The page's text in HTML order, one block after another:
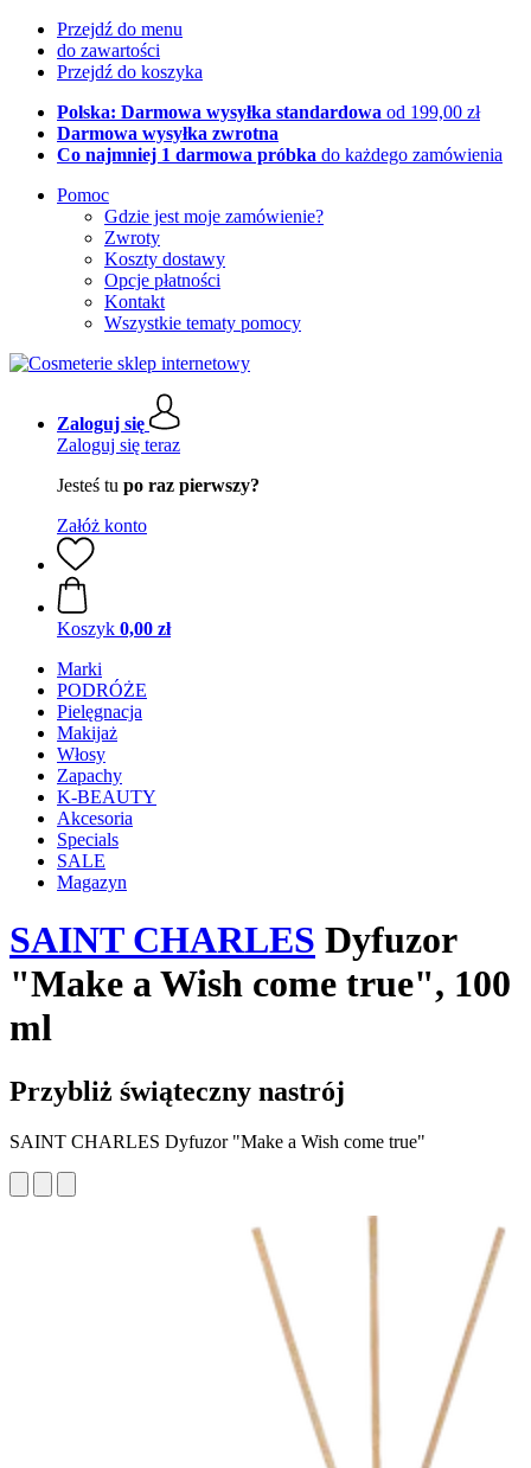
Przejdź do menu
do zawartości
Przejdź do koszyka
Polska: Darmowa wysyłka standardowa od 199,00 zł
Darmowa wysyłka zwrotna
Co najmniej 1 darmowa próbka do każdego zamówienia
Pomoc
Gdzie jest moje zamówienie?
Zwroty
Koszty dostawy
Opcje płatności
Kontakt
Wszystkie tematy pomocy
Zaloguj się
Zaloguj się teraz
Jesteś tu po raz pierwszy?
Załóż konto
Koszyk 0,00 zł
Marki
PODRÓŻE
Pielęgnacja
Makijaż
Włosy
Zapachy
K-BEAUTY
Akcesoria
Specials
SALE
Magazyn
SAINT CHARLES Dyfuzor
"Make a Wish come true", 100
ml
Przybliż świąteczny nastrój
SAINT CHARLES Dyfuzor "Make a Wish come true"